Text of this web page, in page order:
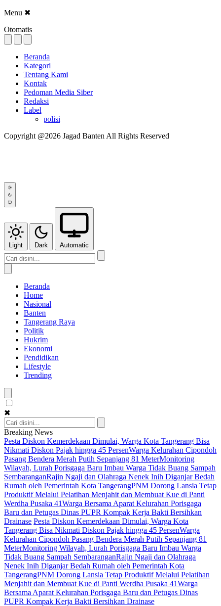
Menu ✖
Otomatis
Beranda
Kategori
Tentang Kami
Kontak
Pedoman Media Siber
Redaksi
Label
polisi
Copyright @2026 Jagad Banten All Rights Reserved
Light Dark Automatic
Beranda
Home
Nasional
Banten
Tangerang Raya
Politik
Hukrim
Ekonomi
Pendidikan
Lifestyle
Trending
✖
Breaking News
Pesta Diskon Kemerdekaan Dimulai, Warga Kota Tangerang Bisa
Nikmati Diskon Pajak hingga 45 PersenWarga Kelurahan Cipondoh
Pasang Bendera Merah Putih Sepanjang 81 MeterMonitoring
Wilayah, Lurah Porisgaga Baru Imbau Warga Tidak Buang Sampah
SembaranganRajin Ngaji dan Olahraga Nenek Inih Diganjar Bedah
Rumah oleh Pemerintah Kota TangerangPNM Dorong Lansia Tetap
Produktif Melalui Pelatihan Menjahit dan Membuat Kue di Panti
Werdha Pusaka 41Warga Bersama Aparat Kelurahan Porisgaga
Baru dan Petugas Dinas PUPR Kompak Kerja Bakti Bersihkan
Drainase Pesta Diskon Kemerdekaan Dimulai, Warga Kota
Tangerang Bisa Nikmati Diskon Pajak hingga 45 PersenWarga
Kelurahan Cipondoh Pasang Bendera Merah Putih Sepanjang 81
MeterMonitoring Wilayah, Lurah Porisgaga Baru Imbau Warga
Tidak Buang Sampah SembaranganRajin Ngaji dan Olahraga
Nenek Inih Diganjar Bedah Rumah oleh Pemerintah Kota
TangerangPNM Dorong Lansia Tetap Produktif Melalui Pelatihan
Menjahit dan Membuat Kue di Panti Werdha Pusaka 41Warga
Bersama Aparat Kelurahan Porisgaga Baru dan Petugas Dinas
PUPR Kompak Kerja Bakti Bersihkan Drainase